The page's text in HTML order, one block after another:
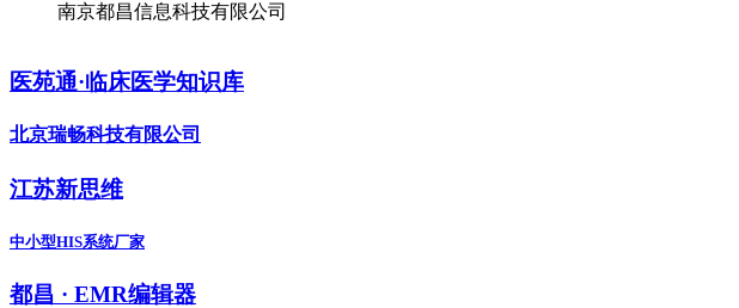
南京都昌信息科技有限公司
医苑通·临床医学知识库
北京瑞畅科技有限公司
江苏新思维
中小型HIS系统厂家
都昌 · EMR编辑器